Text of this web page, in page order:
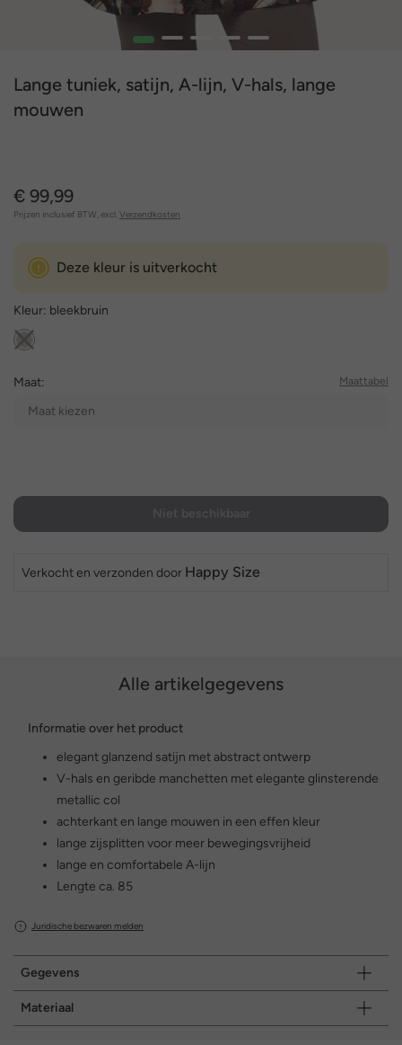
1 2 3 4 5
Lange tuniek, satijn, A-lijn, V-hals, lange
mouwen
€ 99,99
Prijzen inclusief BTW, excl. Verzendkosten
Deze kleur is uitverkocht
Kleur: bleekbruin
Maat: Maattabel
Maat kiezen
Verkocht en verzonden door Happy Size
Alle artikelgegevens
Informatie over het product
elegant glanzend satijn met abstract ontwerp
V-hals en geribde manchetten met elegante glinsterende
metallic col
achterkant en lange mouwen in een effen kleur
lange zijsplitten voor meer bewegingsvrijheid
lange en comfortabele A-lijn
Lengte ca. 85
Juridische bezwaren melden
Gegevens
Materiaal